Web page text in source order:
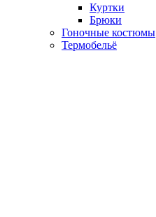
Куртки
Брюки
Гоночные костюмы
Термобельё